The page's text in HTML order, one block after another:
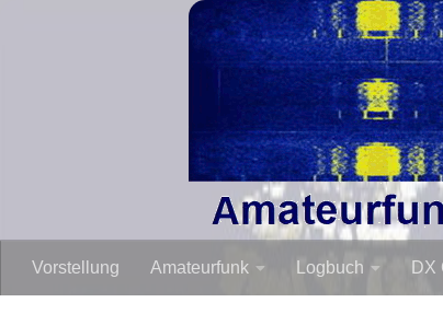
Vorstellung Amateurfunk Logbuch DX